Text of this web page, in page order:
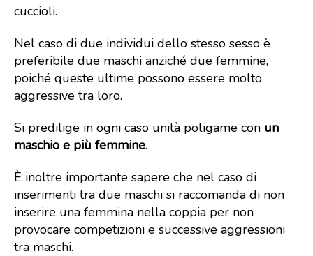
cuccioli.
Nel caso di due individui dello stesso sesso è
preferibile due maschi anziché due femmine,
poiché queste ultime possono essere molto
aggressive tra loro.
Si predilige in ogni caso unità poligame con un
maschio e più femmine.
È inoltre importante sapere che nel caso di
inserimenti tra due maschi si raccomanda di non
inserire una femmina nella coppia per non
provocare competizioni e successive aggressioni
tra maschi.